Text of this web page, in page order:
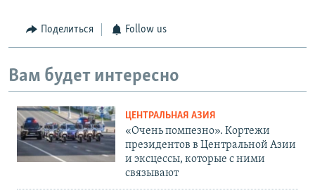
Поделиться Follow us
Вам будет интересно
ЦЕНТРАЛЬНАЯ АЗИЯ
«Очень помпезно». Кортежи
президентов в Центральной Азии
и эксцессы, которые с ними
связывают